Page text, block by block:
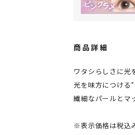
商品詳細
ワタシらしさに光
光を味方につける
繊細なパールとマ
※表示価格は税込